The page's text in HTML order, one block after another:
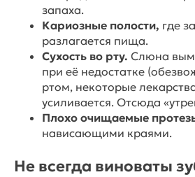
запаха.
Кариозные полости, где
разлагается пища.
Сухость во рту. Слюна
при её недостатке
ртом, некоторые
усиливается. Отсюда
Плохо очищаемые
нависающими краями.
Не всегда виноваты